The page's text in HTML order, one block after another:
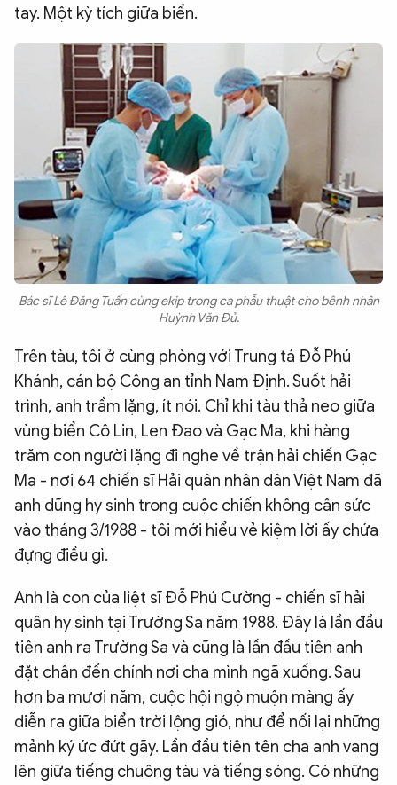
tay. Một kỳ tích giữa biển.
Bác sĩ Lê Đăng Tuấn cùng ekip trong ca phẫu thuật cho bệnh nhân
Huỳnh Văn Đủ.
Trên tàu, tôi ở cùng phòng với Trung tá Đỗ Phú
Khánh, cán bộ Công an tỉnh Nam Định. Suốt hải
trình, anh trầm lặng, ít nói. Chỉ khi tàu thả neo giữa
vùng biển Cô Lin, Len Đao và Gạc Ma, khi hàng
trăm con người lặng đi nghe về trận hải chiến Gạc
Ma - nơi 64 chiến sĩ Hải quân nhân dân Việt Nam đã
anh dũng hy sinh trong cuộc chiến không cân sức
vào tháng 3/1988 - tôi mới hiểu vẻ kiệm lời ấy chứa
đựng điều gì.
Anh là con của liệt sĩ Đỗ Phú Cường - chiến sĩ hải
quân hy sinh tại Trường Sa năm 1988. Đây là lần đầu
tiên anh ra Trường Sa và cũng là lần đầu tiên anh
đặt chân đến chính nơi cha mình ngã xuống. Sau
hơn ba mươi năm, cuộc hội ngộ muộn màng ấy
diễn ra giữa biển trời lộng gió, như để nối lại những
mảnh ký ức đứt gãy. Lần đầu tiên tên cha anh vang
lên giữa tiếng chuông tàu và tiếng sóng. Có những